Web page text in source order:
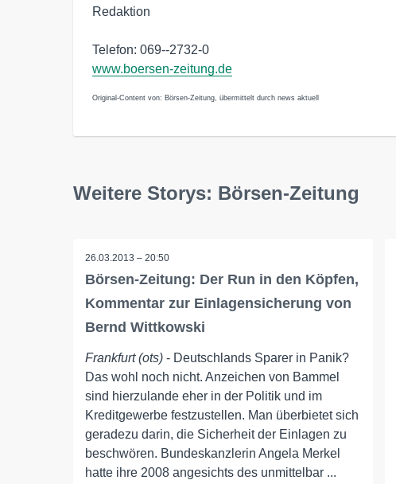
Redaktion
Telefon: 069--2732-0
www.boersen-zeitung.de
Original-Content von: Börsen-Zeitung, übermittelt durch news aktuell
Weitere Storys: Börsen-Zeitung
26.03.2013 – 20:50
Börsen-Zeitung: Der Run in den Köpfen,
Kommentar zur Einlagensicherung von
Bernd Wittkowski
Frankfurt (ots) - Deutschlands Sparer in Panik?
Das wohl noch nicht. Anzeichen von Bammel
sind hierzulande eher in der Politik und im
Kreditgewerbe festzustellen. Man überbietet sich
geradezu darin, die Sicherheit der Einlagen zu
beschwören. Bundeskanzlerin Angela Merkel
hatte ihre 2008 angesichts des unmittelbar ...